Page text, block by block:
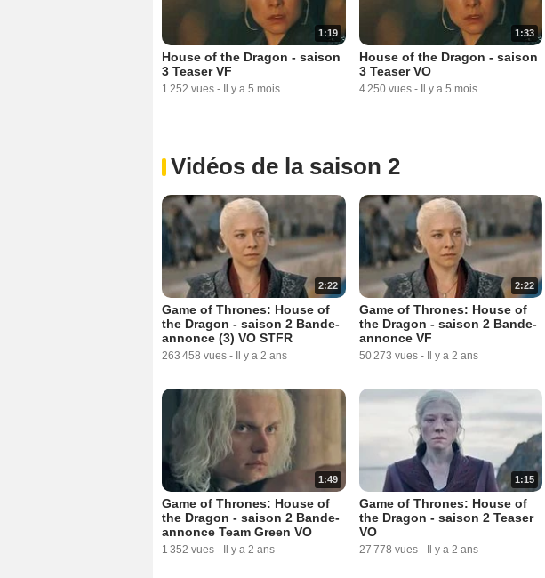
1:19
House of the Dragon - saison
3 Teaser VF
1 252 vues - Il y a 5 mois
1:33
House of the Dragon - saison
3 Teaser VO
4 250 vues - Il y a 5 mois
Vidéos de la saison 2
2:22
Game of Thrones: House of
the Dragon - saison 2 Bande-
annonce (3) VO STFR
263 458 vues - Il y a 2 ans
2:22
Game of Thrones: House of
the Dragon - saison 2 Bande-
annonce VF
50 273 vues - Il y a 2 ans
1:49
Game of Thrones: House of
the Dragon - saison 2 Bande-
annonce Team Green VO
1 352 vues - Il y a 2 ans
1:15
Game of Thrones: House of
the Dragon - saison 2 Teaser
VO
27 778 vues - Il y a 2 ans